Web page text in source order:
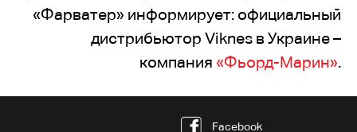
«Фарватер» информирует: официальный
дистрибьютор Viknes в Украине –
компания «Фьорд-Марин».
Facebook